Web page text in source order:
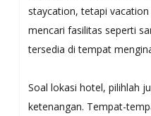
staycation, tetapi
mencari fasilitas seperti
tersedia di tempat
Soal lokasi hotel, pilihlah
ketenangan. Tempat-